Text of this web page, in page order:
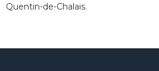
Quentin-de-Chalais.